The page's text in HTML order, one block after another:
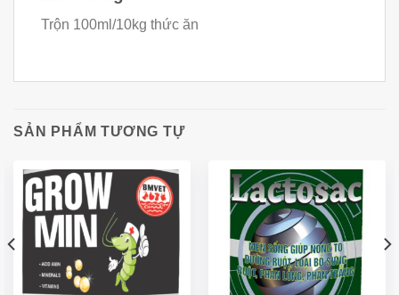
Trộn 100ml/10kg thức ăn
SẢN PHẨM TƯƠNG TỰ